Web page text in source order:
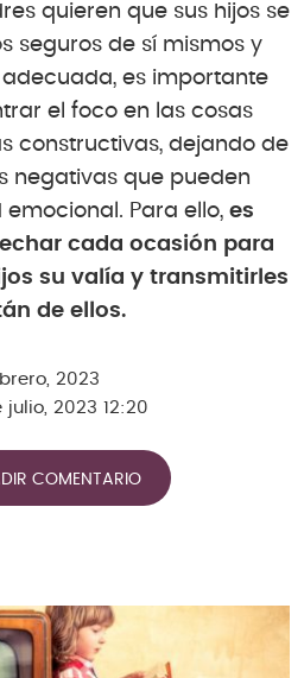
quieren que sus hijos se
seguros de sí mismos y
es importante
el foco en las cosas
constructivas, dejando de
negativas que pueden
Para ello, es
cada ocasión para
su valía y transmitirles
de ellos.
2023
julio, 2023 12:20
COMENTARIO